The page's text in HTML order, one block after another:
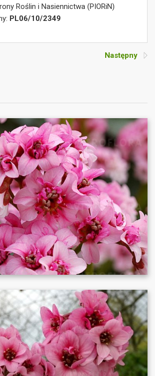
Roślin i Nasiennictwa (PIORiN)
PL06/10/2349
Następny